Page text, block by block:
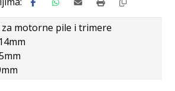
za motorne pile i trimere